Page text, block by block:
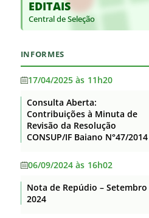
Supervisão
Itaberaba
Senhor do Bonfim
Serrinha
Teixeira de Freitas
Valença
Xique-Xique
Base jurídica da estrutura
organizacional e das
ocupantes
Telefones, endereços e e-mails
cargos
Agenda de Autoridades
Horário de atendimento
Currículos dos principais cargos
Revisão e Consolidação dos
Atos Normativos – Decreto
Auditorias
Convênios e Transferências
Receitas e Despesas
Fundação de Apoio
Informações Classificadas
Cidadão – SIC
Perguntas Frequentes
EDITAIS
Central de Seleção
INFORMES
17/04/2025 às 11h20
Consulta Aberta:
Contribuições à Minuta de
Revisão da Resolução
CONSUP/IF Baiano N°47/2014
06/09/2024 às 16h02
Nota de Repúdio – Setembro
2024